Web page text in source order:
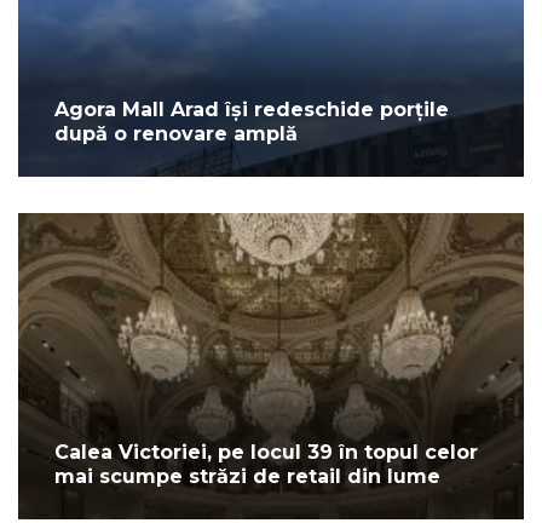
Agora Mall Arad își redeschide porțile
după o renovare amplă
Calea Victoriei, pe locul 39 în topul celor
mai scumpe străzi de retail din lume